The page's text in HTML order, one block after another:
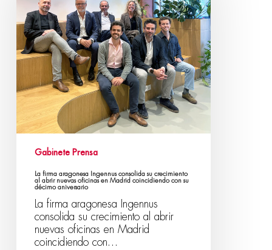
Gabinete Prensa
La firma aragonesa Ingennus consolida su crecimiento
al abrir nuevas oficinas en Madrid coincidiendo con su
décimo aniversario
La firma aragonesa Ingennus
consolida su crecimiento al abrir
nuevas oficinas en Madrid
coincidiendo con…